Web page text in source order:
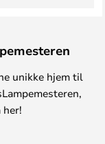
unikke hjem til
her!